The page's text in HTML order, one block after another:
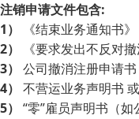
注销申请文件包含:
1）
《结束业务通知书》
2）
《要求发出不反对
3） 公司撤消注册申请书
4） 不营运业务声明书
5） “零”雇员声明书（如